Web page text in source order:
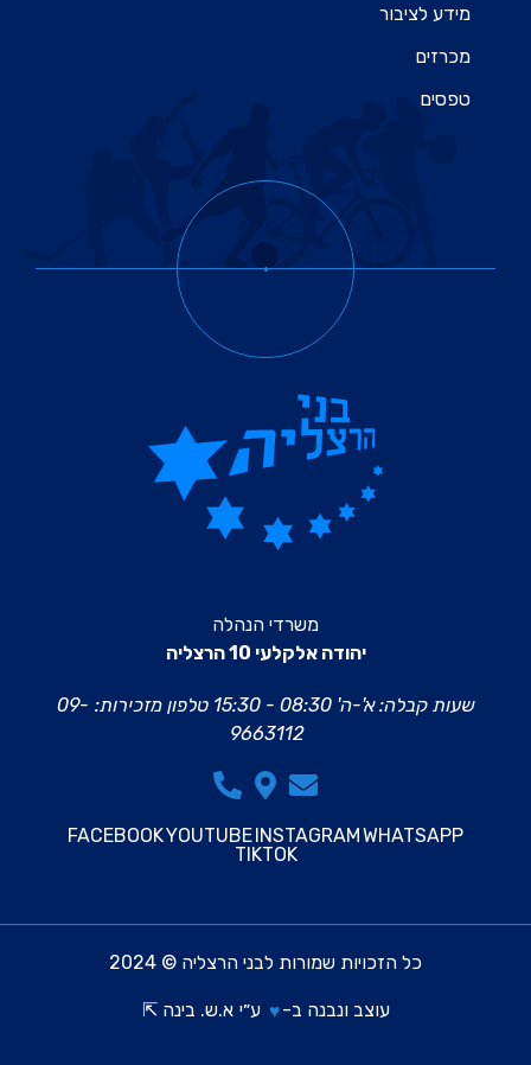
מידע לציבור
מכרזים
טפסים
משרדי הנהלה
יהודה אלקלעי 10 הרצליה
שעות קבלה: א'-ה' 08:30 - 15:30 טלפון מזכירות: 09-
9663112
WHATSAPP
INSTAGRAM
YOUTUBE
FACEBOOK
TIKTOK
כל הזכויות שמורות לבני הרצליה © 2024
עוצב ונבנה ב-♥ ע״י א.ש. בינה ⇱